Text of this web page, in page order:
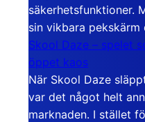
säkerhetsfunktioner.
sin vikbara
Skool Daze – spelet
öppet kaos
När Skool Daze
var det något helt
marknaden. I stället